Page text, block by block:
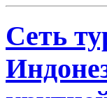
Сеть